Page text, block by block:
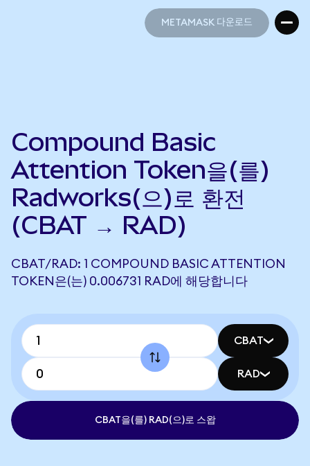
METAMASK 다운로드
Compound Basic
Attention Token을(를)
Radworks(으)로 환전
(CBAT → RAD)
CBAT/RAD: 1 COMPOUND BASIC ATTENTION
TOKEN은(는) 0.006731 RAD에 해당합니다
CBAT
RAD
CBAT을(를) RAD(으)로 스왑